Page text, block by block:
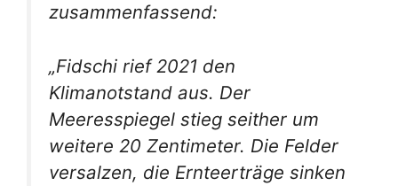
zusammenfassend:
„Fidschi rief 2021 den
Klimanotstand aus. Der
Meeresspiegel stieg seither um
weitere 20 Zentimeter. Die Felder
versalzen, die Ernteerträge sinken